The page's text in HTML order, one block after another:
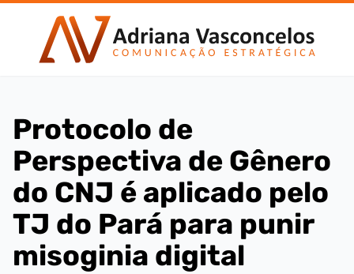
Protocolo de
Perspectiva de Gênero
do CNJ é aplicado pelo
TJ do Pará para punir
misoginia digital